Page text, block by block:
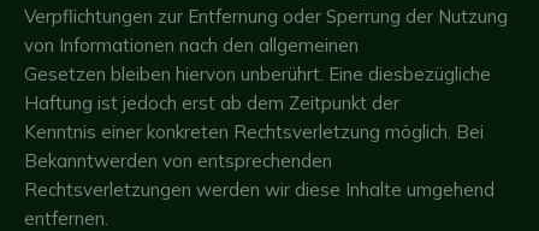
Verpflichtungen zur Entfernung oder Sperrung der Nutzung
von Informationen nach den allgemeinen
Gesetzen bleiben hiervon unberührt. Eine diesbezügliche
Haftung ist jedoch erst ab dem Zeitpunkt der
Kenntnis einer konkreten Rechtsverletzung möglich. Bei
Bekanntwerden von entsprechenden
Rechtsverletzungen werden wir diese Inhalte umgehend
entfernen.